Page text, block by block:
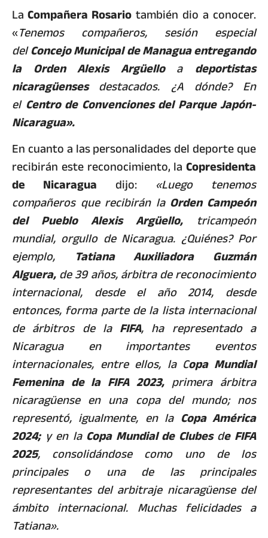
LaCompañera Rosariotambién dio a conocer.
«Tenemos compañeros, sesión especial
delConcejo Municipal de Managua entregando
la Orden Alexis Argüello a deportistas
nicaragüenses destacados. ¿A dónde? En
elCentro de Convenciones del Parque Japón-
Nicaragua».
En cuanto a las personalidades del deporte que
recibirán este reconocimiento, laCopresidenta
de Nicaragua dijo:«Luego tenemos
compañeros que recibirán la Orden Campeón
del Pueblo Alexis Argüello, tricampeón
mundial, orgullo de Nicaragua. ¿Quiénes? Por
ejemplo, Tatiana Auxiliadora Guzmán
Alguera,de 39 años, árbitra de reconocimiento
internacional, desde el año 2014, desde
entonces, forma parte de la lista internacional
de árbitros de la FIFA, ha representado a
Nicaragua en importantes eventos
internacionales, entre ellos, la Copa Mundial
Femenina de la FIFA 2023,primera árbitra
nicaragüense en una copa del mundo; nos
representó, igualmente, en la Copa América
2024;y en laCopa Mundial de Clubesde FIFA
2025, consolidándose como uno de los
principales o una de las principales
representantes del arbitraje nicaragüense del
ámbito internacional. Muchas felicidades a
Tatiana».